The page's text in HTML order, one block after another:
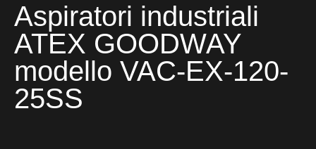
Aspiratori industriali
ATEX GOODWAY
modello VAC-EX-120-
25SS